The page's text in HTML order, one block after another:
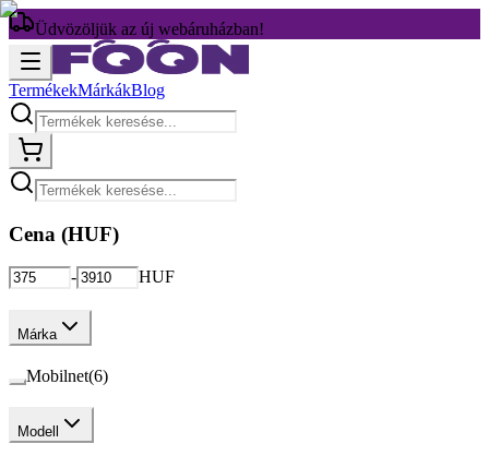
Üdvözöljük az új webáruházban!
TermékekMárkákBlog
Cena (HUF)
- HUF
Márka
Mobilnet(6)
Modell